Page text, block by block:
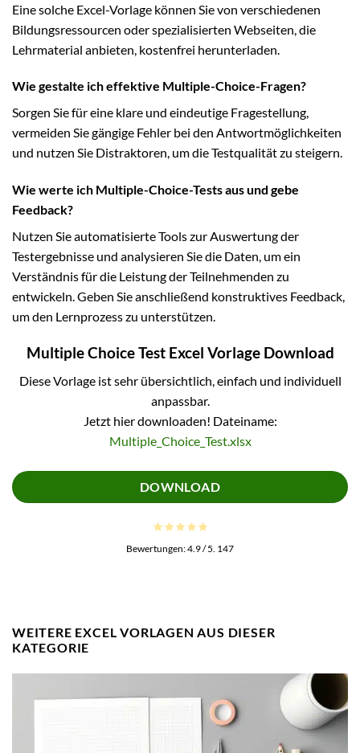
Eine solche Excel-Vorlage können Sie von verschiedenen
Bildungsressourcen oder spezialisierten Webseiten, die
Lehrmaterial anbieten, kostenfrei herunterladen.
Wie gestalte ich effektive Multiple-Choice-Fragen?
Sorgen Sie für eine klare und eindeutige Fragestellung,
vermeiden Sie gängige Fehler bei den Antwortmöglichkeiten
und nutzen Sie Distraktoren, um die Testqualität zu steigern.
Wie werte ich Multiple-Choice-Tests aus und gebe
Feedback?
Nutzen Sie automatisierte Tools zur Auswertung der
Testergebnisse und analysieren Sie die Daten, um ein
Verständnis für die Leistung der Teilnehmenden zu
entwickeln. Geben Sie anschließend konstruktives Feedback,
um den Lernprozess zu unterstützen.
Multiple Choice Test Excel Vorlage Download
Diese Vorlage ist sehr übersichtlich, einfach und individuell
anpassbar.
Jetzt hier downloaden! Dateiname:
Multiple_Choice_Test.xlsx
DOWNLOAD
Bewertungen:4.9/ 5. 147
WEITERE EXCEL VORLAGEN AUS DIESER
KATEGORIE